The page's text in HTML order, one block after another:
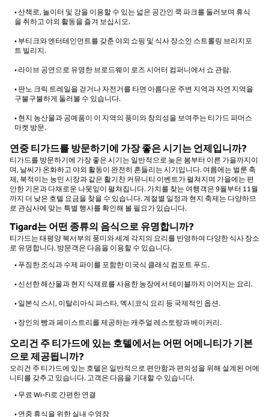
• 산책로, 놀이터 및 강을 이용할 수 있는 넓은 공간인 쿡 파크를 둘러보며 휴식
을 취하고 야외 활동을 즐겨 보십시오.
• 부티크와 엔터테인먼트를 갖춘 야외 쇼핑 및 식사 장소인 스트롤링 브리지포
트 빌리지.
• 라이브 공연으로 유명한 브로드웨이 로즈 시어터 컴퍼니에서 쇼 관람.
• 판노 크릭 트레일을 걷거나 자전거를 타면 아름다운 주변 지역과 자연 지역을
구불구불하게 둘러볼 수 있습니다.
• 현지 농산물과 공예품이 이 지역의 풍미와 창의성을 보여주는 티가드 파머스
마켓 방문.
연중 티가드를 방문하기에 가장 좋은 시기는 언제입니까?
티가드를 방문하기에 가장 좋은 시기는 일반적으로 늦은 봄부터 이른 가을까지이
며, 날씨가 온화하고 야외 활동이 완전히 흔들리는 시기입니다. 여름에는 벌룬 축
제, 북적이는 농민 시장과 같은 활기찬 커뮤니티 이벤트가 펼쳐지며 가을에는 편
안한 기온과 다채로운 나뭇잎이 펼쳐집니다. 가치를 찾는 여행객은 9월부터 11월
까지 더 낮은 호텔 요금을 찾을 수 있습니다. 계절별 일정과 현지 축제는 다양하므
로 관심사에 맞는 특별 행사를 확인해 볼 필요가 있습니다.
Tigard는 어떤 종류의 음식으로 유명합니까?
티가드는 태평양 북서부의 풍미와 세계 각지의 요리를 반영하여 다양한 식사 장소
로 유명합니다. 방문객은 다음을 이용할 수 있습니다.
• 푸짐한 조식과 수제 파이를 포함한 미국식 클래식 컴포트 푸드.
• 신선한 해산물과 현지 식재료를 사용한 농장에서 테이블까지 이어지는 요리.
• 일본식 스시, 이탈리아식 파스타, 멕시코식 요리 등 국제적인 옵션.
• 장인의 빵과 페이스트리를 제공하는 캐주얼 레스토랑과 베이커리.
오리건 주 티가드에 있는 호텔에서는 어떤 어메니티가 기본
으로 제공됩니까?
오리건 주 티가드에 있는 호텔은 일반적으로 편안함과 편의성을 위해 설계된 어메
니티를 갖추고 있습니다. 고객은 다음을 기대할 수 있습니다.
• 무료 Wi-Fi로 간편한 연결
• 연중 휴식을 위한 실내 수영장